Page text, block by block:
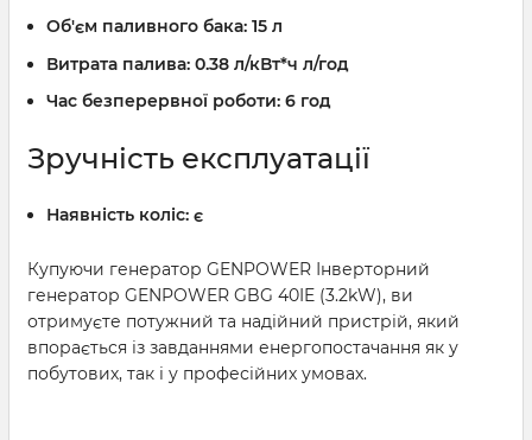
Об'єм паливного бака: 15 л
Витрата палива: 0.38 л/кВт*ч л/год
Час безперервної роботи: 6 год
Зручність експлуатації
Наявність коліс: є
Купуючи генератор GENPOWER Інверторний
генератор GENPOWER GBG 40IE (3.2kW), ви
отримуєте потужний та надійний пристрій, який
впорається із завданнями енергопостачання як у
побутових, так і у професійних умовах.